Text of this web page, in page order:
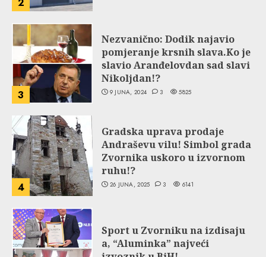
3
Nezvanično: Dodik najavio
pomjeranje krsnih slava.Ko je
slavio Aranđelovdan sad slavi
Nikoljdan!?
9 JUNA, 2024 3 5825
4
Gradska uprava prodaje
Andraševu vilu! Simbol grada
Zvornika uskoro u izvornom
ruhu!?
26 JUNA, 2025 3 6141
Sport u Zvorniku na izdisaju
a, “Aluminka” najveći